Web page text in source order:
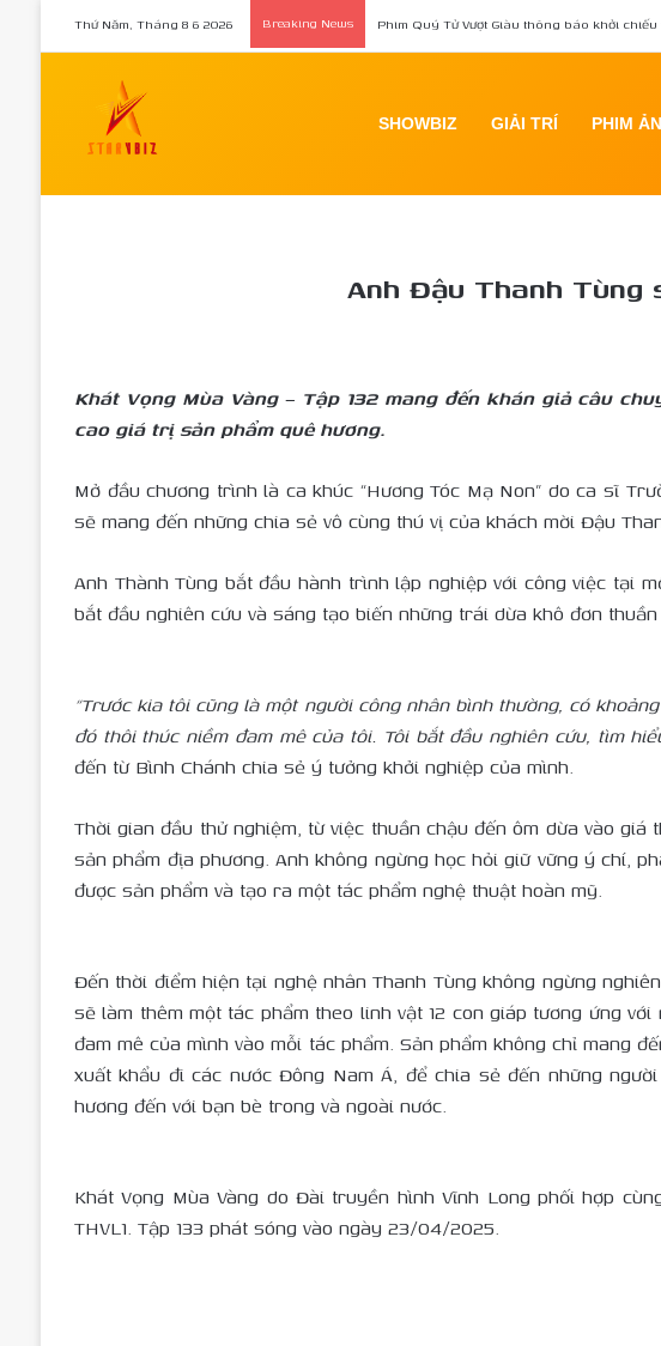
Thứ Năm, Tháng 8 6 2026 Breaking News Phim Quý Tử Vượt Giàu thông báo khởi
SHOWBIZ GIẢI TRÍ PHIM
Anh Đậu Thanh Tùng
Khát Vọng Mùa Vàng – Tập 132 mang đến khán giả câu
cao giá trị sản phẩm quê hương.
Mở đầu chương trình là ca khúc “Hương Tóc Mạ Non” do ca sĩ
sẽ mang đến những chia sẻ vô cùng thú vị của khách mời Đậu
Anh Thành Tùng bắt đầu hành trình lập nghiệp với công việc tại
bắt đầu nghiên cứu và sáng tạo biến những trái dừa khô đơn
“Trước kia tôi cũng là một người công nhân bình thường, có
đó thôi thúc niềm đam mê của tôi. Tôi bắt đầu nghiên cứu, tìm
đến từ Bình Chánh chia sẻ ý tưởng khởi nghiệp của mình.
Thời gian đầu thử nghiệm, từ việc thuần chậu đến ôm dừa vào
sản phẩm địa phương. Anh không ngừng học hỏi giữ vững ý chí,
được sản phẩm và tạo ra một tác phẩm nghệ thuật hoàn mỹ.
Đến thời điểm hiện tại nghệ nhân Thanh Tùng không ngừng
sẽ làm thêm một tác phẩm theo linh vật 12 con giáp tương ứng
đam mê của mình vào mỗi tác phẩm. Sản phẩm không chỉ mang
xuất khẩu đi các nước Đông Nam Á, để chia sẻ đến những
hương đến với bạn bè trong và ngoài nước.
Khát Vọng Mùa Vàng do Đài truyền hình Vĩnh Long phối hợp
THVL1. Tập 133 phát sóng vào ngày 23/04/2025.